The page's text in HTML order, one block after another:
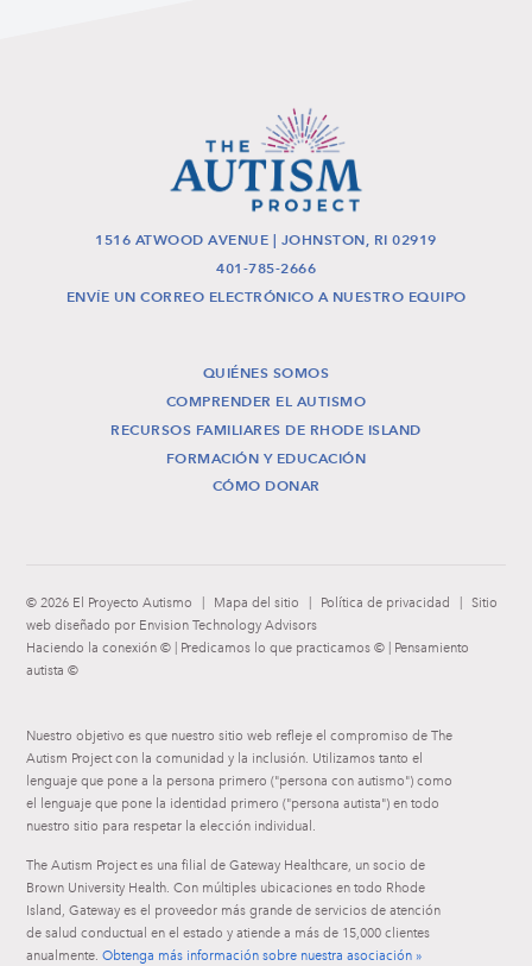
1516 ATWOOD AVENUE | JOHNSTON, RI 02919
401-785-2666
ENVÍE UN CORREO ELECTRÓNICO A NUESTRO EQUIPO
QUIÉNES SOMOS
COMPRENDER EL AUTISMO
RECURSOS FAMILIARES DE RHODE ISLAND
FORMACIÓN Y EDUCACIÓN
CÓMO DONAR
© 2026 El Proyecto Autismo Mapa del sitio Política de privacidad
Sitio
web diseñado por Envision Technology Advisors
Haciendo la conexión © | Predicamos lo que practicamos © | Pensamiento
autista ©
Nuestro objetivo es que nuestro sitio web refleje el compromiso de The
Autism Project con la comunidad y la inclusión. Utilizamos tanto el
lenguaje que pone a la persona primero ("persona con autismo") como
el lenguaje que pone la identidad primero ("persona autista") en todo
nuestro sitio para respetar la elección individual.
The Autism Project es una filial de Gateway Healthcare, un socio de
Brown University Health. Con múltiples ubicaciones en todo Rhode
Island, Gateway es el proveedor más grande de servicios de atención
de salud conductual en el estado y atiende a más de 15,000 clientes
anualmente.Obtenga más información sobre nuestra asociación »